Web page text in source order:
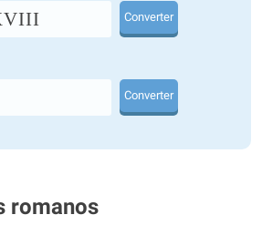
Converter
Converter
romanos